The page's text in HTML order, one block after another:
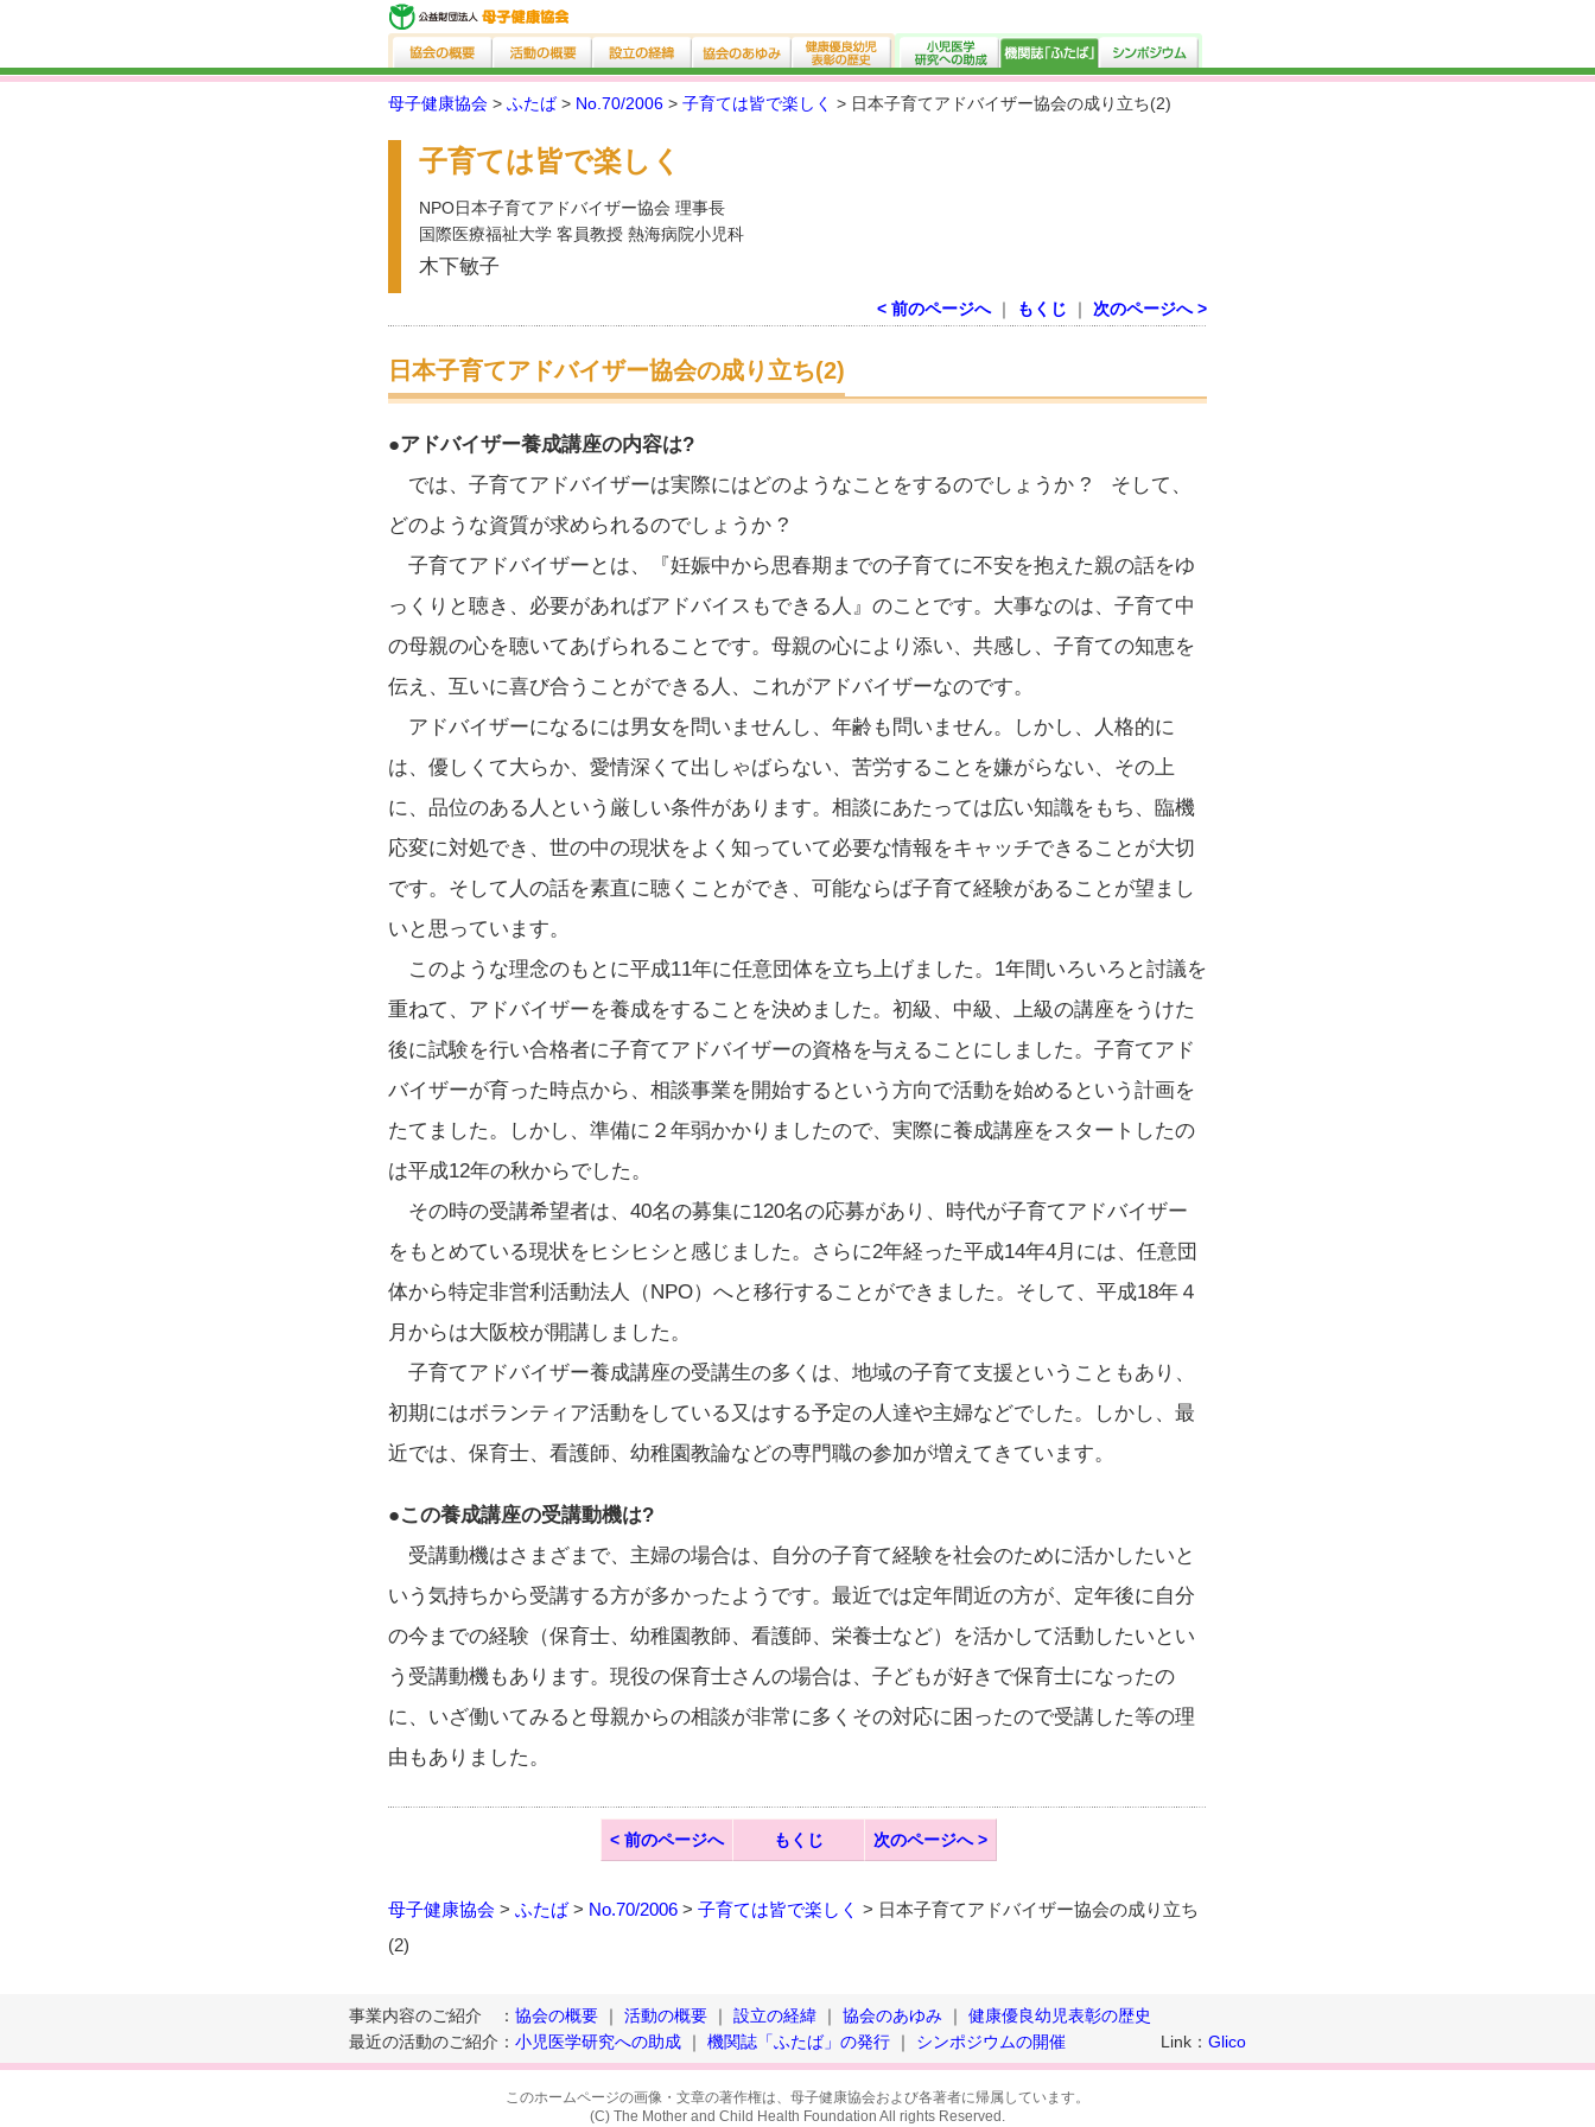
母子健康協会 > ふたば> No.70/2006 > 子育ては皆で楽しく > 日本子育てアドバイザー協会の成り立ち(2)
子育ては皆で楽しく
NPO日本子育てアドバイザー協会 理事長
国際医療福祉大学 客員教授 熱海病院小児科
木下敏子
< 前のページへ｜ もくじ ｜ 次のページへ >
日本子育てアドバイザー協会の成り立ち(2)
●アドバイザー養成講座の内容は?
では、子育てアドバイザーは実際にはどのようなことをするのでしょうか ? そして、
どのような資質が求められるのでしょうか ?
子育てアドバイザーとは、『妊娠中から思春期までの子育てに不安を抱えた親の話をゆ
っくりと聴き、必要があればアドバイスもできる人』のことです。大事なのは、子育て中
の母親の心を聴いてあげられることです。母親の心により添い、共感し、子育ての知恵を
伝え、互いに喜び合うことができる人、これがアドバイザーなのです。
アドバイザーになるには男女を問いませんし、年齢も問いません。しかし、人格的に
は、優しくて大らか、愛情深くて出しゃばらない、苦労することを嫌がらない、その上
に、品位のある人という厳しい条件があります。相談にあたっては広い知識をもち、臨機
応変に対処でき、世の中の現状をよく知っていて必要な情報をキャッチできることが大切
です。そして人の話を素直に聴くことができ、可能ならば子育て経験があることが望まし
いと思っています。
このような理念のもとに平成11年に任意団体を立ち上げました。1年間いろいろと討議を
重ねて、アドバイザーを養成をすることを決めました。初級、中級、上級の講座をうけた
後に試験を行い合格者に子育てアドバイザーの資格を与えることにしました。子育てアド
バイザーが育った時点から、相談事業を開始するという方向で活動を始めるという計画を
たてました。しかし、準備に２年弱かかりましたので、実際に養成講座をスタートしたの
は平成12年の秋からでした。
その時の受講希望者は、40名の募集に120名の応募があり、時代が子育てアドバイザー
をもとめている現状をヒシヒシと感じました。さらに2年経った平成14年4月には、任意団
体から特定非営利活動法人（NPO）へと移行することができました。そして、平成18年４
月からは大阪校が開講しました。
子育てアドバイザー養成講座の受講生の多くは、地域の子育て支援ということもあり、
初期にはボランティア活動をしている又はする予定の人達や主婦などでした。しかし、最
近では、保育士、看護師、幼稚園教論などの専門職の参加が増えてきています。
●この養成講座の受講動機は?
受講動機はさまざまで、主婦の場合は、自分の子育て経験を社会のために活かしたいと
いう気持ちから受講する方が多かったようです。最近では定年間近の方が、定年後に自分
の今までの経験（保育士、幼稚園教師、看護師、栄養士など）を活かして活動したいとい
う受講動機もあります。現役の保育士さんの場合は、子どもが好きで保育士になったの
に、いざ働いてみると母親からの相談が非常に多くその対応に困ったので受講した等の理
由もありました。
< 前のページへ もくじ 次のページへ >
母子健康協会 > ふたば> No.70/2006 > 子育ては皆で楽しく > 日本子育てアドバイザー協会の成り立ち
(2)
事業内容のご紹介 ： 協会の概要 ｜ 活動の概要 ｜ 設立の経緯 ｜ 協会のあゆみ ｜ 健康優良幼児表彰の歴史
最近の活動のご紹介 ： 小児医学研究への助成 ｜ 機関誌「ふたば」の発行 ｜ シンポジウムの開催 Link： Glico
このホームページの画像・文章の著作権は、母子健康協会および各著者に帰属しています。
(C) The Mother and Child Health Foundation All rights Reserved.